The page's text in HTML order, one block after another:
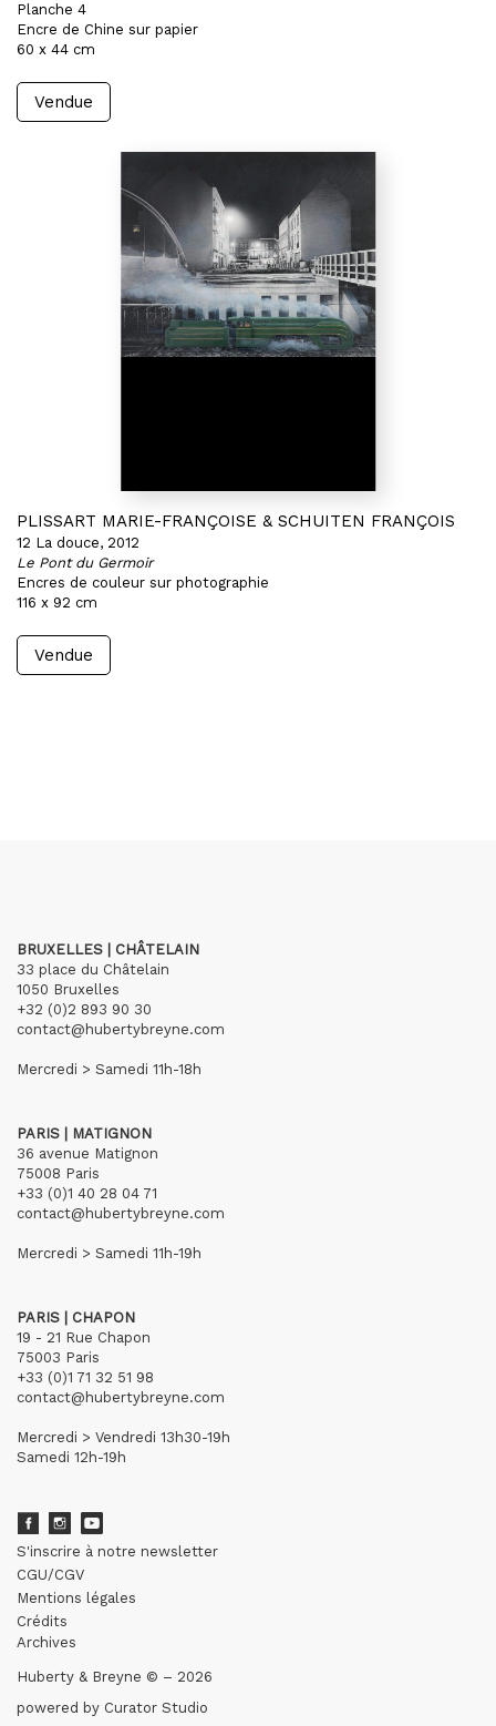
Planche 4
Encre de Chine sur papier
60 x 44 cm
Vendue
PLISSART MARIE-FRANÇOISE & SCHUITEN FRANÇOIS
12 La douce, 2012
Le Pont du Germoir
Encres de couleur sur photographie
116 x 92 cm
Vendue
BRUXELLES | CHÂTELAIN
33 place du Châtelain
1050 Bruxelles
+32 (0)2 893 90 30
contact@hubertybreyne.com
Mercredi > Samedi 11h-18h
PARIS | MATIGNON
36 avenue Matignon
75008 Paris
+33 (0)1 40 28 04 71
contact@hubertybreyne.com
Mercredi > Samedi 11h-19h
PARIS | CHAPON
19 - 21 Rue Chapon
75003 Paris
+33 (0)1 71 32 51 98
contact@hubertybreyne.com
Mercredi > Vendredi 13h30-19h
Samedi 12h-19h
S'inscrire à notre newsletter
CGU/CGV
Mentions légales
Crédits
Archives
Huberty & Breyne © – 2026
powered by Curator Studio